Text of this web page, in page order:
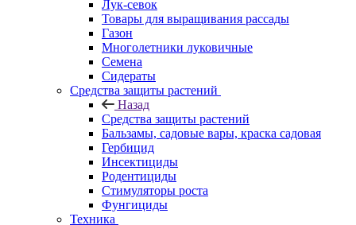
Лук-севок
Товары для выращивания рассады
Газон
Многолетники луковичные
Семена
Сидераты
Средства защиты растений
Назад
Средства защиты растений
Бальзамы, садовые вары, краска садовая
Гербицид
Инсектициды
Родентициды
Стимуляторы роста
Фунгициды
Техника